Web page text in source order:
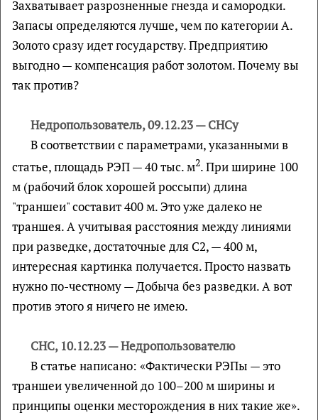
Захватывает разрозненные гнезда и самородки.
Запасы определяются лучше, чем по категории А.
Золото сразу идет государству. Предприятию
выгодно — компенсация работ золотом. Почему вы
так против?
Недропользователь, 09.12.23 — СНСу
В соответствии с параметрами, указанными в
статье, площадь РЭП — 40 тыс. м2. При ширине 100
м (рабочий блок хорошей россыпи) длина
"траншеи" составит 400 м. Это уже далеко не
траншея. А учитывая расстояния между линиями
при разведке, достаточные для С2, — 400 м,
интересная картинка получается. Просто назвать
нужно по-честному — Добыча без разведки. А вот
против этого я ничего не имею.
СНС, 10.12.23 — Недропользователю
В статье написано: «Фактически РЭПы — это
траншеи увеличенной до 100–200 м ширины и
принципы оценки месторождения в них такие же».